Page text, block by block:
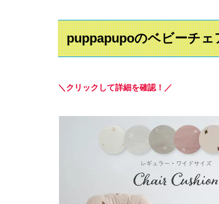
puppapupoのベビーチ
＼クリックして詳細を確認！／